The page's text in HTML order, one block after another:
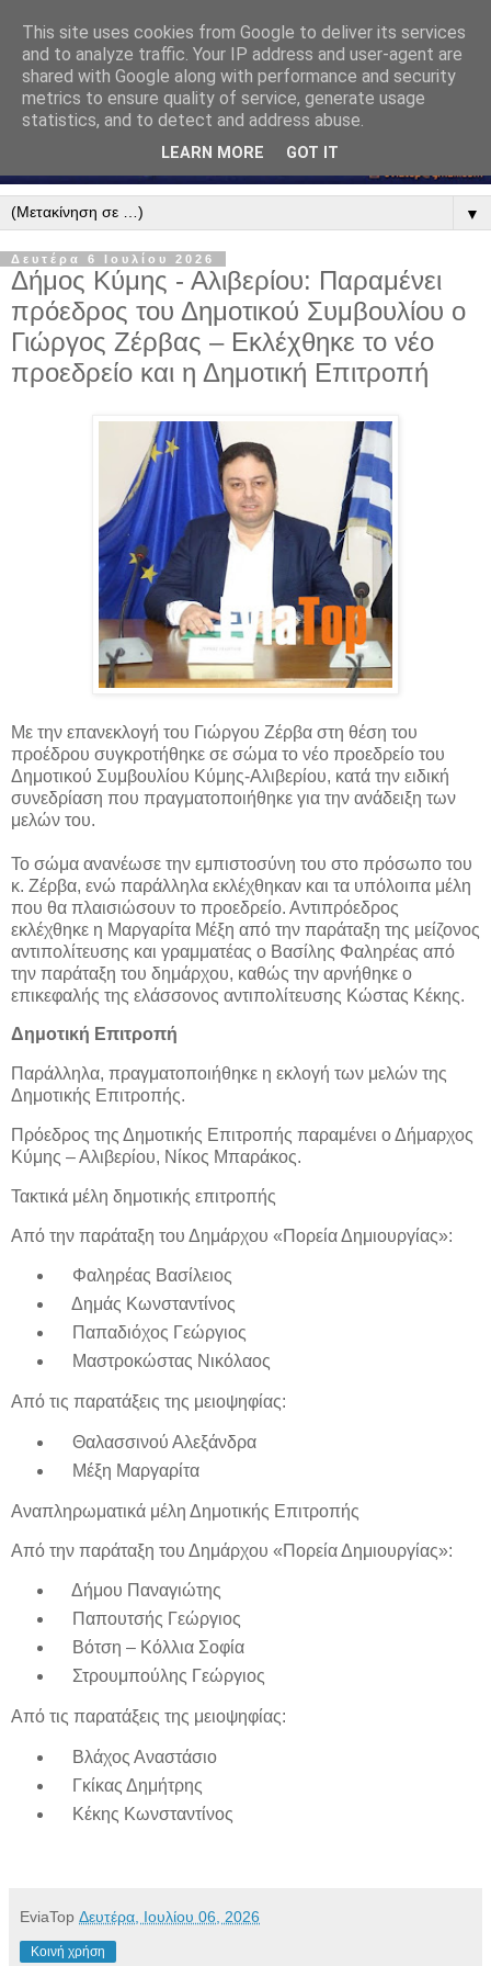
▼
Δευτέρα 6 Ιουλίου 2026
Δήμος Κύμης - Αλιβερίου: Παραμένει
πρόεδρος του Δημοτικού Συμβουλίου ο
Γιώργος Ζέρβας – Εκλέχθηκε το νέο
προεδρείο και η Δημοτική Επιτροπή
Με την επανεκλογή του Γιώργου Ζέρβα στη θέση του
προέδρου συγκροτήθηκε σε σώμα το νέο προεδρείο του
Δημοτικού Συμβουλίου Κύμης-Αλιβερίου, κατά την ειδική
συνεδρίαση που πραγματοποιήθηκε για την ανάδειξη των
μελών του.
Το σώμα ανανέωσε την εμπιστοσύνη του στο πρόσωπο του
κ. Ζέρβα, ενώ παράλληλα εκλέχθηκαν και τα υπόλοιπα μέλη
που θα πλαισιώσουν το προεδρείο. Αντιπρόεδρος
εκλέχθηκε η Μαργαρίτα Μέξη από την παράταξη της μείζονος
αντιπολίτευσης και γραμματέας ο Βασίλης Φαληρέας από
την παράταξη του δημάρχου, καθώς την αρνήθηκε ο
επικεφαλής της ελάσσονος αντιπολίτευσης Κώστας Κέκης.
Δημοτική Επιτροπή
Παράλληλα, πραγματοποιήθηκε η εκλογή των μελών της
Δημοτικής Επιτροπής.
Πρόεδρος της Δημοτικής Επιτροπής παραμένει ο Δήμαρχος
Κύμης – Αλιβερίου, Νίκος Μπαράκος.
Τακτικά μέλη δημοτικής επιτροπής
Από την παράταξη του Δημάρχου «Πορεία Δημιουργίας»:
Φαληρέας Βασίλειος
Δημάς Κωνσταντίνος
Παπαδιόχος Γεώργιος
Μαστροκώστας Νικόλαος
Από τις παρατάξεις της μειοψηφίας:
Θαλασσινού Αλεξάνδρα
Μέξη Μαργαρίτα
Αναπληρωματικά μέλη Δημοτικής Επιτροπής
Από την παράταξη του Δημάρχου «Πορεία Δημιουργίας»:
Δήμου Παναγιώτης
Παπουτσής Γεώργιος
Βότση – Κόλλια Σοφία
Στρουμπούλης Γεώργιος
Από τις παρατάξεις της μειοψηφίας:
Βλάχος Αναστάσιο
Γκίκας Δημήτρης
Κέκης Κωνσταντίνος
EviaTop Δευτέρα, Ιουλίου 06, 2026
Κοινή χρήση
This site uses cookies from Google to deliver its services
and to analyze traffic. Your IP address and user-agent are
shared with Google along with performance and security
metrics to ensure quality of service, generate usage
statistics, and to detect and address abuse.
LEARN MORE GOT IT